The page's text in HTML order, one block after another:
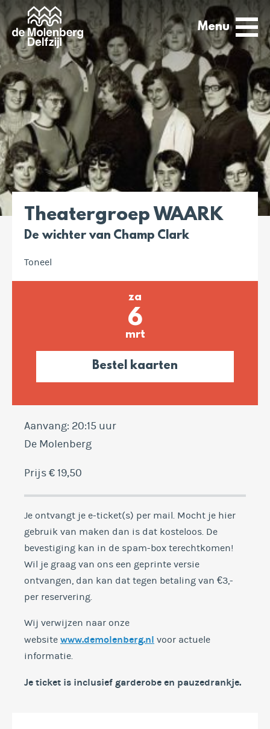
Menu
Theatergroep WAARK
De wichter van Champ Clark
Toneel
za
6
mrt
Bestel kaarten
Aanvang: 20:15 uur
De Molenberg
Prijs € 19,50
Je ontvangt je e-ticket(s) per mail. Mocht je hier
gebruik van maken dan is dat kosteloos. De
bevestiging kan in de spam-box terechtkomen!
Wil je graag van ons een geprinte versie
ontvangen, dan kan dat tegen betaling van €3,-
per reservering.
Wij verwijzen naar onze
website www.demolenberg.nl voor actuele
informatie.
Je ticket is inclusief garderobe en pauzedrankje.